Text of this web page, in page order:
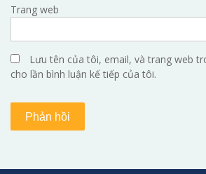
Trang web
Lưu tên của tôi, email, và trang web
cho lần bình luận kế tiếp của tôi.